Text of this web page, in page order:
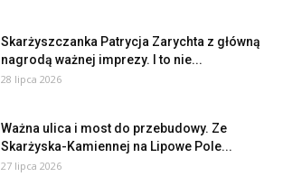
Skarżyszczanka Patrycja Zarychta z główną
nagrodą ważnej imprezy. I to nie...
28 lipca 2026
Ważna ulica i most do przebudowy. Ze
Skarżyska-Kamiennej na Lipowe Pole...
27 lipca 2026